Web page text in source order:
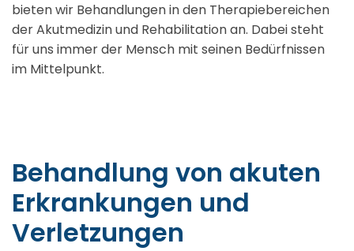
bieten wir Behandlungen in den Therapiebereichen
der Akutmedizin und Rehabilitation an. Dabei steht
für uns immer der Mensch mit seinen Bedürfnissen
im Mittelpunkt.
Behandlung von akuten
Erkrankungen und
Verletzungen